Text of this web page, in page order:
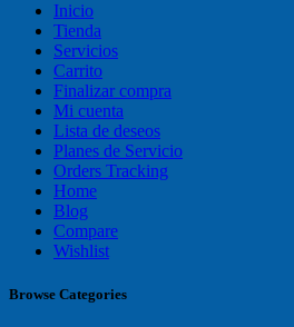
Inicio
Tienda
Servicios
Carrito
Finalizar compra
Mi cuenta
Lista de deseos
Planes de Servicio
Orders Tracking
Home
Blog
Compare
Wishlist
Browse Categories